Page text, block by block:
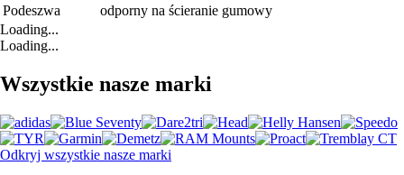
Podeszwa
odporny na ścieranie gumowy
Loading...
Loading...
Wszystkie nasze marki
Odkryj wszystkie nasze marki